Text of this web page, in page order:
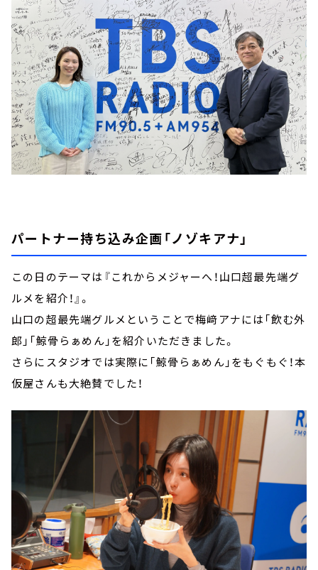
パートナー持ち込み企画「ノゾキアナ」
この日のテーマは『これからメジャーへ！山口超最先端グ
ルメを紹介！』。
山口の超最先端グルメということで梅﨑アナには「飲む外
郎」「鯨骨らぁめん」を紹介いただきました。
さらにスタジオでは実際に「鯨骨らぁめん」をもぐもぐ！本
仮屋さんも大絶賛でした！